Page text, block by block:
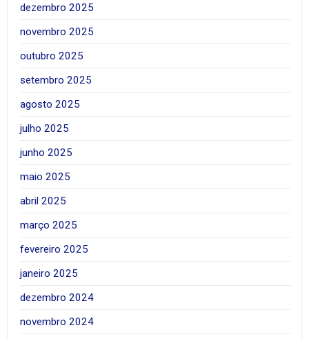
dezembro 2025
novembro 2025
outubro 2025
setembro 2025
agosto 2025
julho 2025
junho 2025
maio 2025
abril 2025
março 2025
fevereiro 2025
janeiro 2025
dezembro 2024
novembro 2024